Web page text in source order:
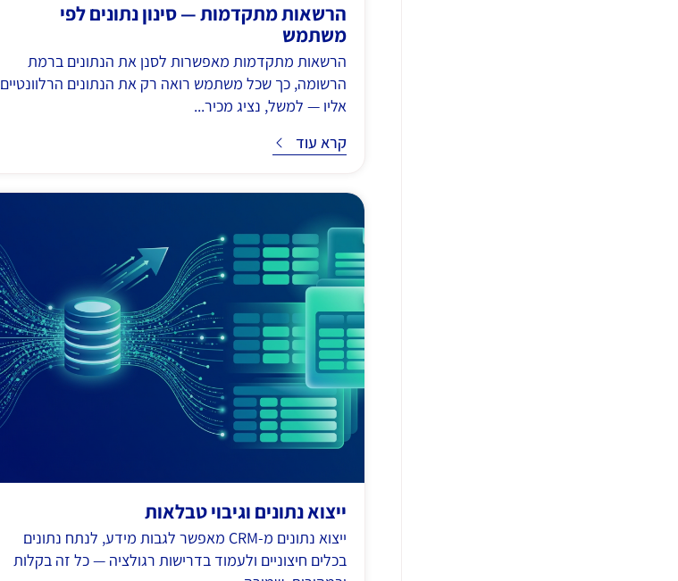
הרשאות מתקדמות — סינון נתונים לפי
משתמש
הרשאות מתקדמות מאפשרות לסנן את הנתונים ברמת
הרשומה, כך שכל משתמש רואה רק את הנתונים הרלוונטיים
אליו — למשל, נציג מכיר...
קרא עוד
ייצוא נתונים וגיבוי טבלאות
ייצוא נתונים מ-CRM מאפשר לגבות מידע, לנתח נתונים
בכלים חיצוניים ולעמוד בדרישות רגולציה — כל זה בקלות